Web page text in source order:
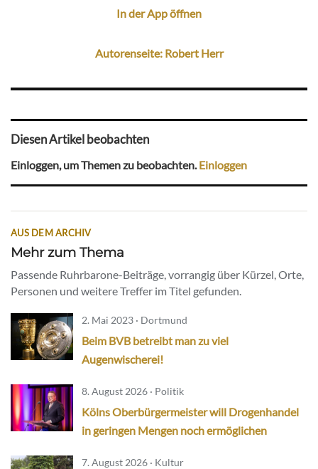
In der App öffnen
Autorenseite: Robert Herr
Diesen Artikel beobachten
Einloggen, um Themen zu beobachten.Einloggen
AUS DEM ARCHIV
Mehr zum Thema
Passende Ruhrbarone-Beiträge, vorrangig über Kürzel, Orte,
Personen und weitere Treffer im Titel gefunden.
2. Mai 2023 · Dortmund
Beim BVB betreibt man zu viel
Augenwischerei!
8. August 2026 · Politik
Kölns Oberbürgermeister will Drogenhandel
in geringen Mengen noch ermöglichen
7. August 2026 · Kultur